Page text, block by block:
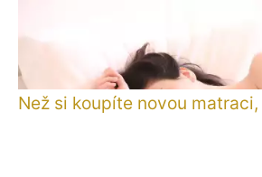
Než si koupíte novou